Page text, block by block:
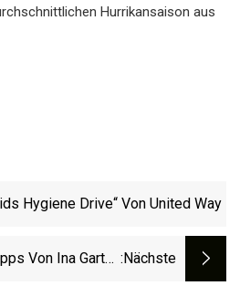
Hurrikansaison aus
Hygiene Drive“ Von United Way
Von Ina Garten :nächste